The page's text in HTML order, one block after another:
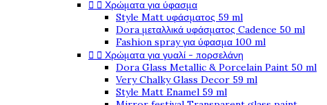
  Χρώματα για ύφασμα
Style Matt υφάσματος 59 ml
Dora μεταλλικά υφάσματος Cadence 50 ml
Fashion spray για ύφασμα 100 ml
  Χρώματα για γυαλί - πορσελάνη
Dora Glass Metallic & Porcelain Paint 50 ml
Very Chalky Glass Decor 59 ml
Style Matt Enamel 59 ml